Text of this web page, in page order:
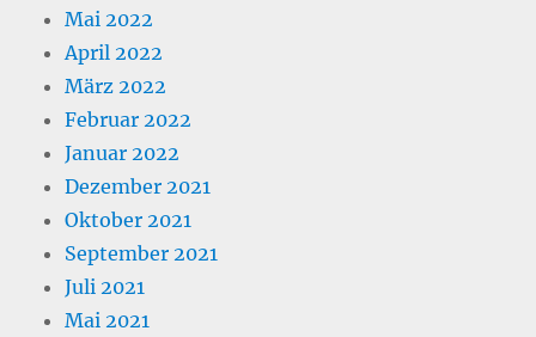
Mai 2022
April 2022
März 2022
Februar 2022
Januar 2022
Dezember 2021
Oktober 2021
September 2021
Juli 2021
Mai 2021